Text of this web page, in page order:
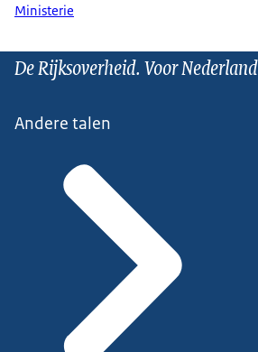
Ministerie
De Rijksoverheid. Voor Nederland
Andere talen